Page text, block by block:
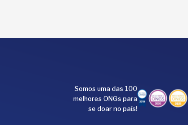
Somos uma das 100
melhores ONGs para
se doar no país!